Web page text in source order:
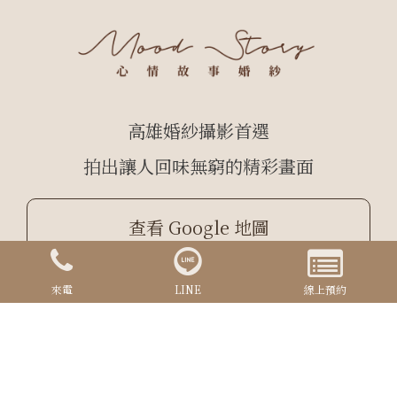
查看 Google 地圖
高雄婚紗攝影首選
拍出讓人回味無窮的精彩畫面
Copyrights © 2024 心情故事 All Rights Reserved.
來電 LINE 線上預約